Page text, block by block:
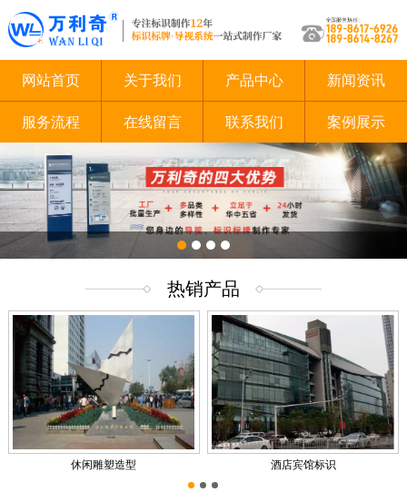
网站首页 关于我们 产品中心 新闻资讯
服务流程 在线留言 联系我们 案例展示
1 2 3 4
热销产品
休闲雕塑造型 酒店宾馆标识